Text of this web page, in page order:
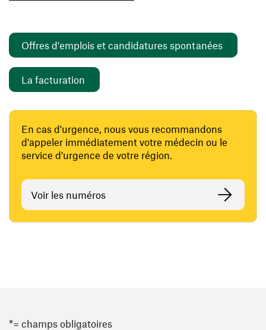
Offres d'emplois et candidatures spontanées
La facturation
En cas d'urgence, nous vous recommandons
d'appeler immédiatement votre médecin ou le
service d'urgence de votre région.
Voir les numéros
*= champs obligatoires